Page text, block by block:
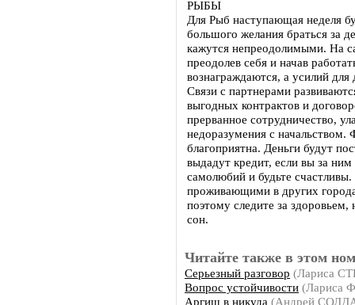
РЫБЫ
Для Рыб наступающая неделя
большого желания браться за
кажутся непреодолимыми. На
преодолев себя и начав
вознаграждаются, а усилий
Связи с партнерами
выгодных контрактов и
прерванное сотрудничество,
недоразумения с начальством.
благоприятна. Деньги будут
выдадут кредит, если вы за
самолюбий и будьте
проживающими в других
поэтому следите за
сон.
Читайте также в этом
Серьезный разговор (Лариса
Вопрос устойчивости
Аргиш в никуда (Андрей